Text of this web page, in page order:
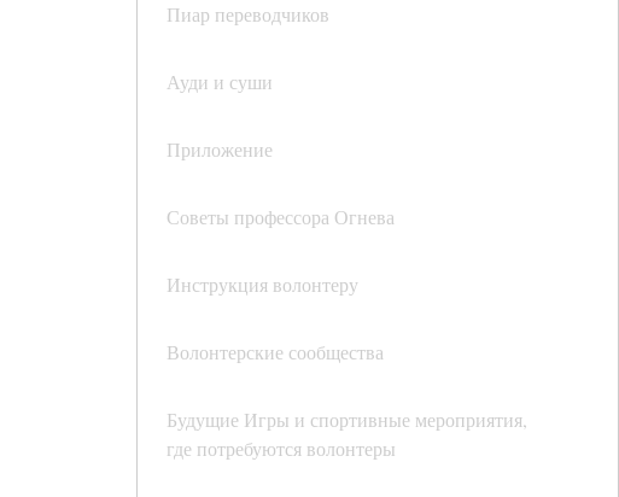
Пиар переводчиков
Ауди и суши
Приложение
Советы профессора Огнева
Инструкция волонтеру
Волонтерские сообщества
Будущие Игры и спортивные мероприятия,
где потребуются волонтеры